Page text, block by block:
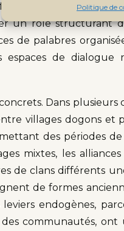
Politique de
chefs
un rôle structurant
de palabres
espaces de dialogue
Dans
villages dogons et
des périodes
mixtes, les
de clans différents
de formes
endogènes,
communautés, ont